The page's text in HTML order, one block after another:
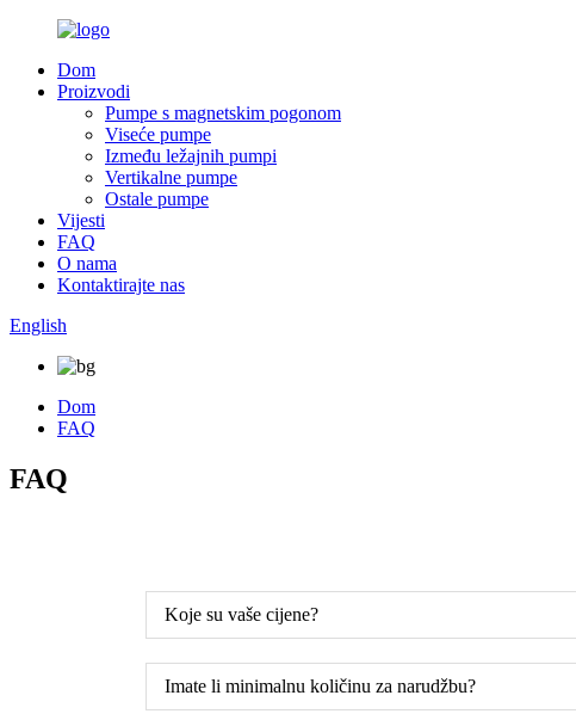
Dom
Proizvodi
Pumpe s magnetskim pogonom
Viseće pumpe
Između ležajnih pumpi
Vertikalne pumpe
Ostale pumpe
Vijesti
FAQ
O nama
Kontaktirajte nas
English
Dom
FAQ
FAQ
Koje su vaše cijene?
Imate li minimalnu količinu za narudžbu?